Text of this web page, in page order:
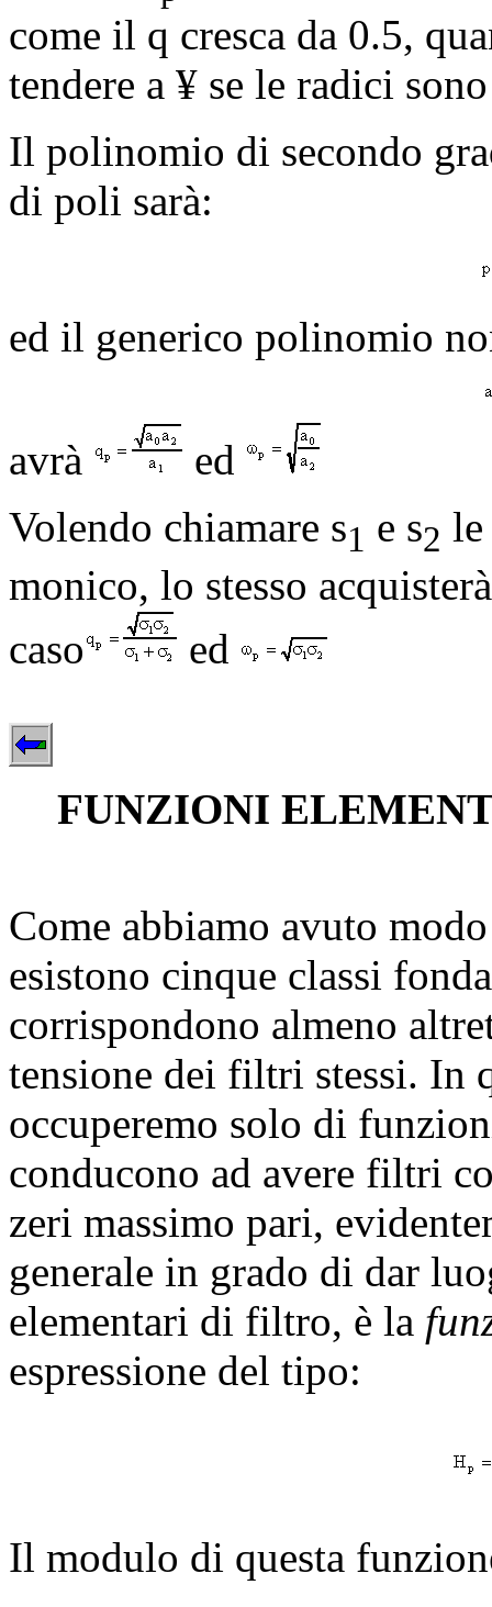
come il q cresca da 0.5,
tendere a ¥ se le radici
Il polinomio di secondo
di poli sarà:
ed il generico polinomio
avrà
ed
Volendo chiamare s1 e s2
monico, lo stesso
caso
ed
FUNZIONI
Come abbiamo avuto
esistono cinque classi
corrispondono almeno
tensione dei filtri stessi. In
occuperemo solo di
conducono ad avere filtri
zeri massimo pari,
generale in grado di dar
elementari di filtro, è la
espressione del tipo:
Il modulo di questa